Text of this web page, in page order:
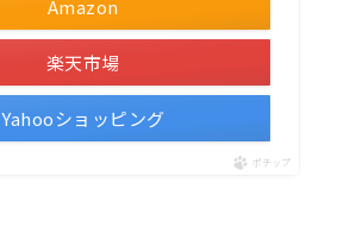
Amazon
楽天市場
Yahooショッピング
ポチップ